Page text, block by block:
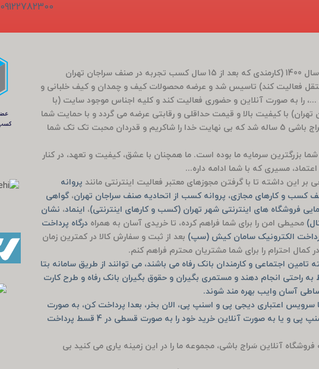
09122782300 - 02133996046
فروشگاه سَراج باشی در بَهار سال 1400 (کارمندی که بعد از 15 سال کسب تجربه در صنف سراجان تهران
فعالیت کند) تاسیس شد و عرضه محصولات کیف و چمدان و کیف خلبانی و
را به صورت آنلاین و حضوری فعالیت کند و کلیه اجناس موجود سایت (با
تهران) با کیفیت بالا و قیمت حداقلی و رقابتی عرضه می گردد و با حمایت شما
مشتریان گرامی، مجموعه سَراج باشی 5 ساله شد که بی نهایت خدا را شاکریم و قدردان محبت تک تک شما
شما بزرگترین سرمایه ما بوده است. ما همچنان با عشق، کیفیت و تعهد، در کنار
مسیری که با شما ادامه داره...
این داشته تا با گرفتن مجوزهای معتبر فعالیت اینترنتی مانند پروانه
کسب و کارهای مجازی، پروانه کسب از اتحادیه صنف سراجان تهران،گواهی
فروشگاه های اینترنتی شهر تهران (کسب و کارهای اینترنتی)، اینماد، نشان
محیطی امن را برای شما فراهم کرده، تا خریدی آسان به همراه درگاه پرداخت
الکترونیک سامان کیش (سپ) بعد از ثبت و سفارش کالا در کمترین زمان
کمال احترام را برای شما مشتریان محترم فراهم کنم.
اجتماعی و کارمندان بانک رفاه می باشند، می توانند از طریق سامانه بتا
راحتی انجام دهند و مستمری بگیران و حقوق بگیران بانک رفاه و طرح کارت
آسان وایب بهره مند شوند.
سرویس اعتباری دیجی پی و اسنپ پی، الان بخر، بعدا پرداخت کن، به صورت
خرید حضوری دیجی پی و اسنپ پی و یا به صورت آنلاین خرید خود را به صورت قسطی در 4 قسط پرداخت
فروشگاه آنلاین سَراج باشی، مجموعه ما را در این زمینه یاری می کنید بی